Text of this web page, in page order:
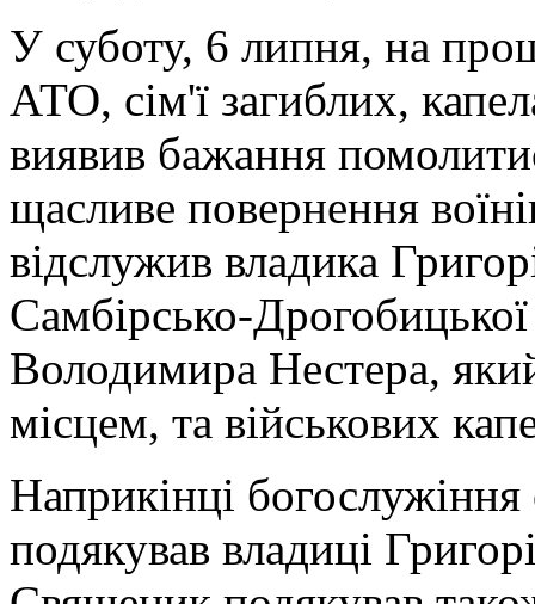
У суботу, 6 липня, на
АТО, сім'ї загиблих,
виявив бажання
щасливе повернення
відслужив владика
Самбірсько-Дрогобицької
Володимира Нестера,
місцем, та військових
Наприкінці
подякував владиці